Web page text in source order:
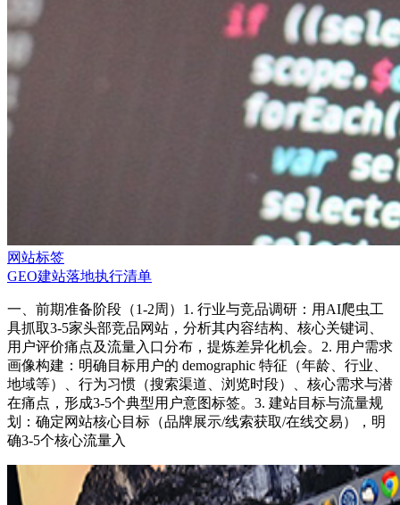
网站标签
GEO建站落地执行清单
一、前期准备阶段（1-2周）1. 行业与竞品调研：用AI爬虫工
具抓取3-5家头部竞品网站，分析其内容结构、核心关键词、
用户评价痛点及流量入口分布，提炼差异化机会。2. 用户需求
画像构建：明确目标用户的 demographic 特征（年龄、行业、
地域等）、行为习惯（搜索渠道、浏览时段）、核心需求与潜
在痛点，形成3-5个典型用户意图标签。3. 建站目标与流量规
划：确定网站核心目标（品牌展示/线索获取/在线交易），明
确3-5个核心流量入